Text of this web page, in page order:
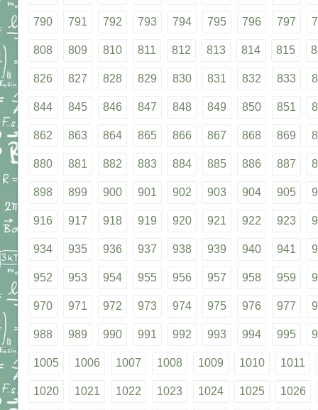
790 791 792 793 794 795 796 797
808 809 810 811 812 813 814 815
826 827 828 829 830 831 832 833
844 845 846 847 848 849 850 851
862 863 864 865 866 867 868 869
880 881 882 883 884 885 886 887
898 899 900 901 902 903 904 905
916 917 918 919 920 921 922 923
934 935 936 937 938 939 940 941
952 953 954 955 956 957 958 959
970 971 972 973 974 975 976 977
988 989 990 991 992 993 994 995
1005 1006 1007 1008 1009 1010 1011
1020 1021 1022 1023 1024 1025 1026